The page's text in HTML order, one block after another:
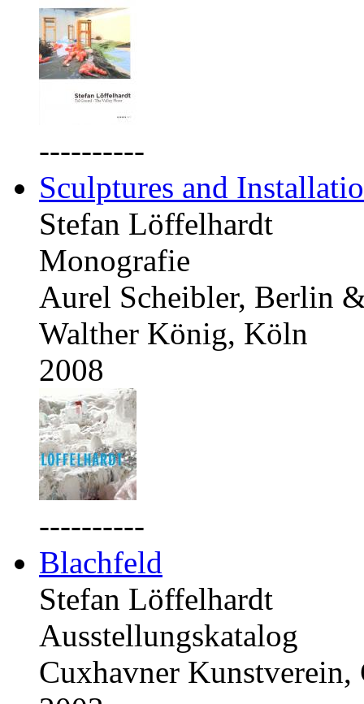
----------
Sculptures and
Stefan Löffelhardt
Monografie
Aurel Scheibler, Berlin
Walther König, Köln
2008
----------
Blachfeld
Stefan Löffelhardt
Ausstellungskatalog
Cuxhavner Kunstverein,